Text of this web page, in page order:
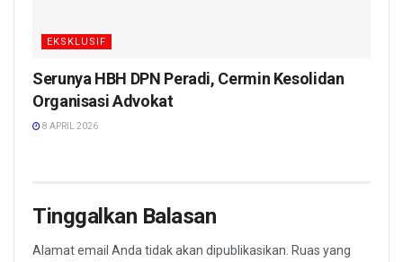
EKSKLUSIF
Serunya HBH DPN Peradi, Cermin Kesolidan
Organisasi Advokat
8 APRIL 2026
Tinggalkan Balasan
Alamat email Anda tidak akan dipublikasikan. Ruas yang